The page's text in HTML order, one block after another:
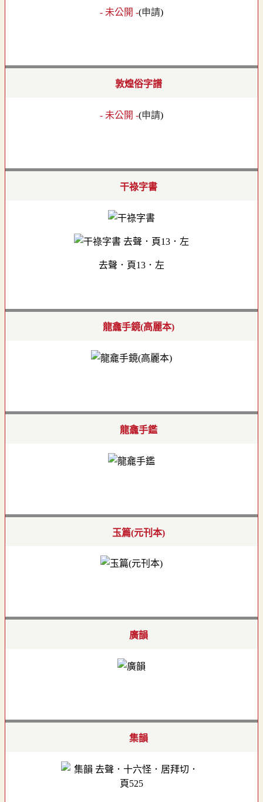
- 未公開 -(申請)
敦煌俗字譜
- 未公開 -(申請)
干祿字書
去聲．頁13．左
龍龕手鏡(高麗本)
龍龕手鑑
玉篇(元刊本)
廣韻
集韻